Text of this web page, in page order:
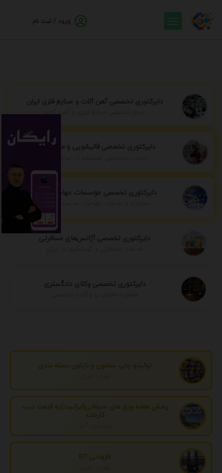
ورود / ثبت نام
دایرکتوری تخصصی آهن آلات و صنایع فلزی ایران
مرجع تخصصی صنایع فلزی و آهن آلات
دایرکتوری تخصصی قالیشویی و مبل شویی
دایرکتوری تخصصی موسسات مهاجرتی ایران
مشاوره و خدمات مهاجرت به سراسر جهان
دایرکتوری تخصصی آژانس‌های مسافرتی
دایرکتوری تخصصی وکلای دادگستری
تولیدو چاپ سلفون و نایلون بسته بندی
تهران، تهران
پخش عمده ورق های سیمانی(ایرانیت)به قیمت درب
کارخانه
مازندران، آمل
افزودنی EP
تهران، تهران